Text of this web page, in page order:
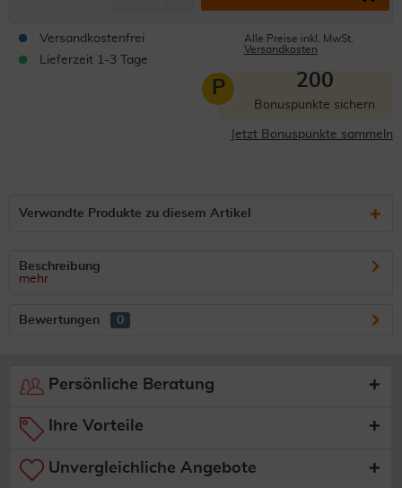
Versandkostenfrei
Lieferzeit 1-3 Tage
Alle Preise inkl. MwSt.
Versandkosten
P 200
Bonuspunkte sichern
Jetzt Bonuspunkte sammeln
Verwandte Produkte zu diesem Artikel
Beschreibung
mehr
Bewertungen 0
Persönliche Beratung
Ihre Vorteile
Unvergleichliche Angebote